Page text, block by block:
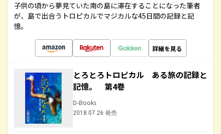
子供の頃から夢見ていた南の島に滞在することになった筆者
が、島で出合うトロピカルでマジカルな45日間の記録と記
憶。
詳細を見る
とろとろトロピカル ある旅の記録と
記憶。 第4巻
D-Books
2018.07.26 発売